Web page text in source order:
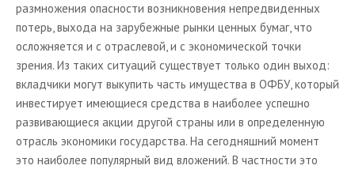
размножения опасности возникновения непредвиденных
потерь, выхода на зарубежные рынки ценных бумаг, что
осложняется и с отраслевой, и с экономической точки
зрения. Из таких ситуаций существует только один выход:
вкладчики могут выкупить часть имущества в ОФБУ, который
инвестирует имеющиеся средства в наиболее успешно
развивающиеся акции другой страны или в определенную
отрасль экономики государства. На сегодняшний момент
это наиболее популярный вид вложений. В частности это